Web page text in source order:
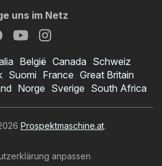
uns im Netz
België Canada Schweiz
Suomi France Great Britain
Norge Sverige South Africa
Prospektmaschine.at.
anpassen